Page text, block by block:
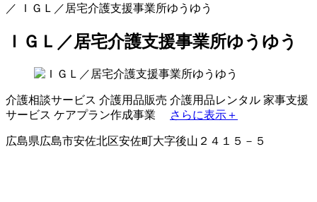
／
ＩＧＬ／居宅介護支援事業所ゆうゆう
ＩＧＬ／居宅介護支援事業所ゆうゆう
介護相談サービス 介護用品販売 介護用品レンタル 家事支援
サービス ケアプラン作成事業 さらに表示＋
広島県広島市安佐北区安佐町大字後山２４１５－５